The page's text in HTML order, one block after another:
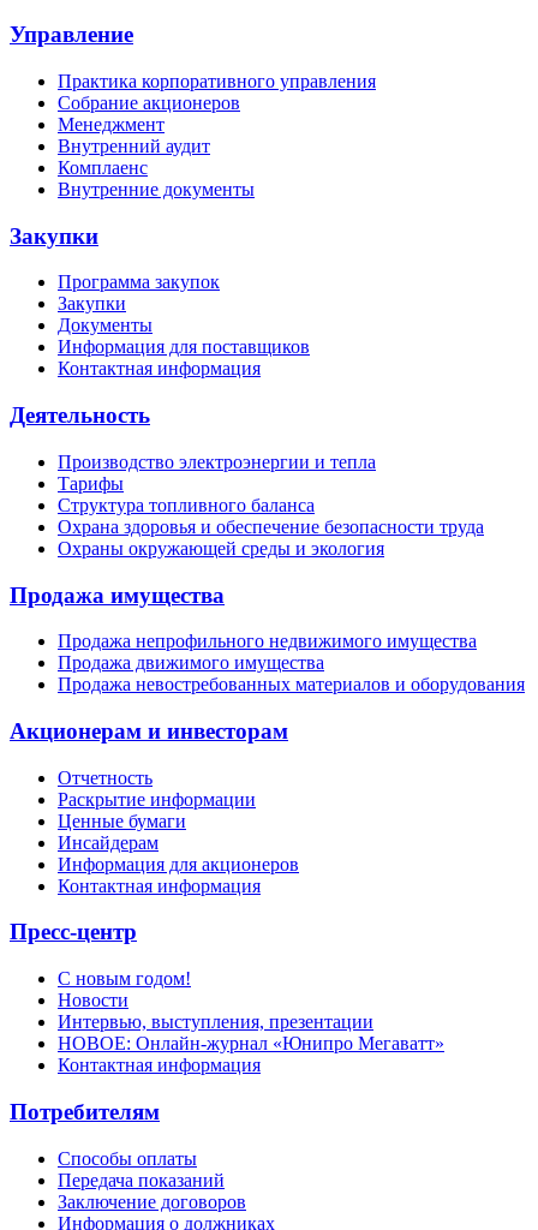
Управление
Практика корпоративного управления
Собрание акционеров
Менеджмент
Внутренний аудит
Комплаенс
Внутренние документы
Закупки
Программа закупок
Закупки
Документы
Информация для поставщиков
Контактная информация
Деятельность
Производство электроэнергии и тепла
Тарифы
Структура топливного баланса
Охрана здоровья и обеспечение безопасности труда
Охраны окружающей среды и экология
Продажа имущества
Продажа непрофильного недвижимого имущества
Продажа движимого имущества
Продажа невостребованных материалов и оборудования
Акционерам и инвесторам
Отчетность
Раскрытие информации
Ценные бумаги
Инсайдерам
Информация для акционеров
Контактная информация
Пресс-центр
С новым годом!
Новости
Интервью, выступления, презентации
НОВОЕ: Онлайн-журнал «Юнипро Мегаватт»
Контактная информация
Потребителям
Способы оплаты
Передача показаний
Заключение договоров
Информация о должниках